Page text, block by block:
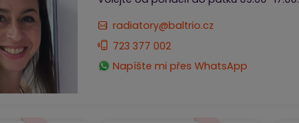
radiatory@baltrio.cz
723 377 002
Napíšte mi přes WhatsApp